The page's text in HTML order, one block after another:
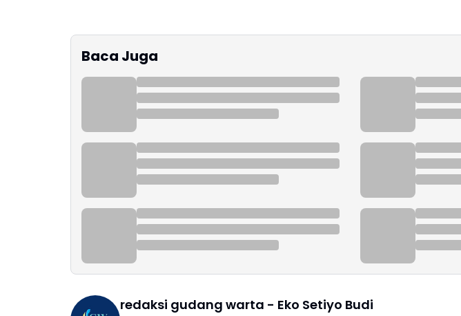
Baca Juga
redaksi gudang warta - Eko Setiyo Budi